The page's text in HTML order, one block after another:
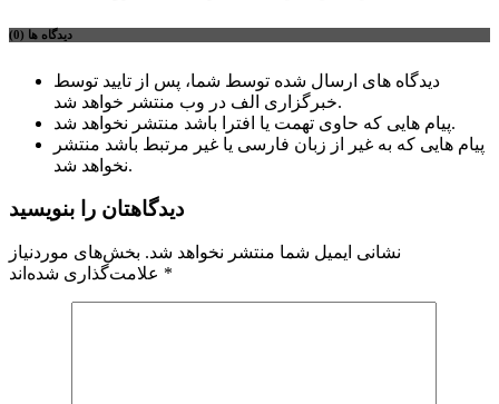
دیدگاه ها (0)
دیدگاه های ارسال شده توسط شما، پس از تایید توسط
خبرگزاری الف در وب منتشر خواهد شد.
پیام هایی که حاوی تهمت یا افترا باشد منتشر نخواهد شد.
پیام هایی که به غیر از زبان فارسی یا غیر مرتبط باشد منتشر
نخواهد شد.
دیدگاهتان را بنویسید
نشانی ایمیل شما منتشر نخواهد شد. بخش‌های موردنیاز
*